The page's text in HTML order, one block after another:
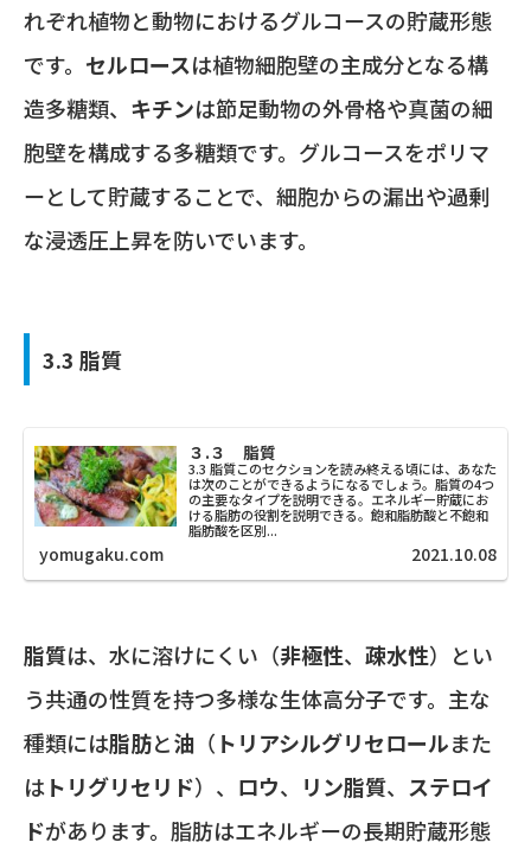
れぞれ植物と動物におけるグルコースの貯蔵形態
です。 セルロースは植物細胞壁の主成分となる構
造多糖類、 キチンは節足動物の外骨格や真菌の細
胞壁を構成する多糖類です。グルコースをポリマ
ーとして貯蔵することで、細胞からの漏出や過剰
な浸透圧上昇を防いでいます。
3.3 脂質
３.３ 脂質
3.3 脂質このセクションを読み終える頃には、あなた
は次のことができるようになるでしょう。脂質の4つ
の主要なタイプを説明できる。エネルギー貯蔵にお
ける脂肪の役割を説明できる。飽和脂肪酸と不飽和
脂肪酸を区別...
yomugaku.com 2021.10.08
脂質は、水に溶けにくい（非極性、 疎水性）とい
う共通の性質を持つ多様な生体高分子です。主な
種類には脂肪と油 （ トリアシルグリセロールまた
はトリグリセリド）、 ロウ、 リン脂質、 ステロイ
ドがあります。脂肪はエネルギーの長期貯蔵形態